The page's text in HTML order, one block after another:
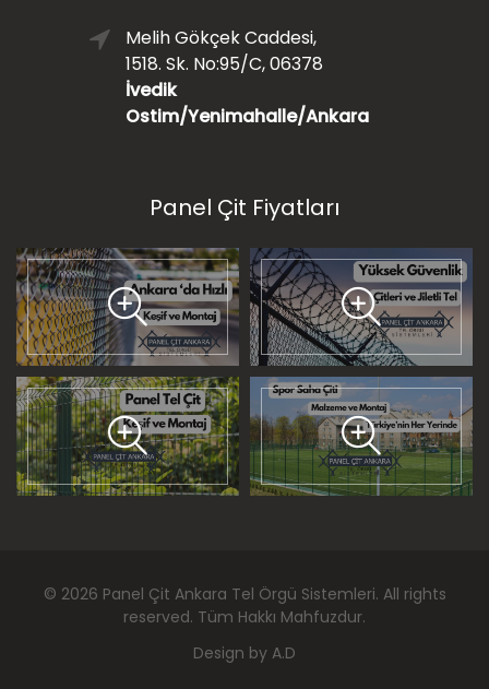
Melih Gökçek Caddesi,
1518. Sk. No:95/C, 06378
İvedik
Ostim/Yenimahalle/Ankara
Panel Çit Fiyatları
© 2026 Panel Çit Ankara Tel Örgü Sistemleri. All rights
reserved. Tüm Hakkı Mahfuzdur.
Design by A.D